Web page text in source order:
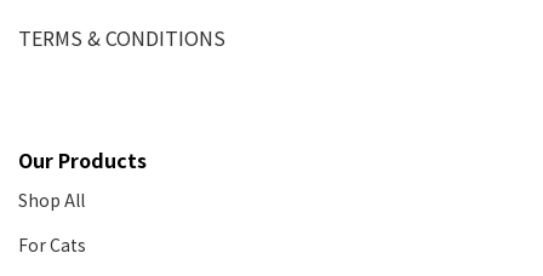
TERMS & CONDITIONS
Our Products
Shop All
For Cats